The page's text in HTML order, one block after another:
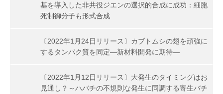
基を導入した非共役ジエンの選択的合成に成功：細胞
死制御分子も形式合成
〔2022年1月24日リリース〕カブトムシの翅を頑強に
するタンパク質を同定―新材料開発に期待―
〔2022年1月12日リリース〕大発生のタイミングはお
見通し？～ハバチの不規則な発生に同調する寄生バチ